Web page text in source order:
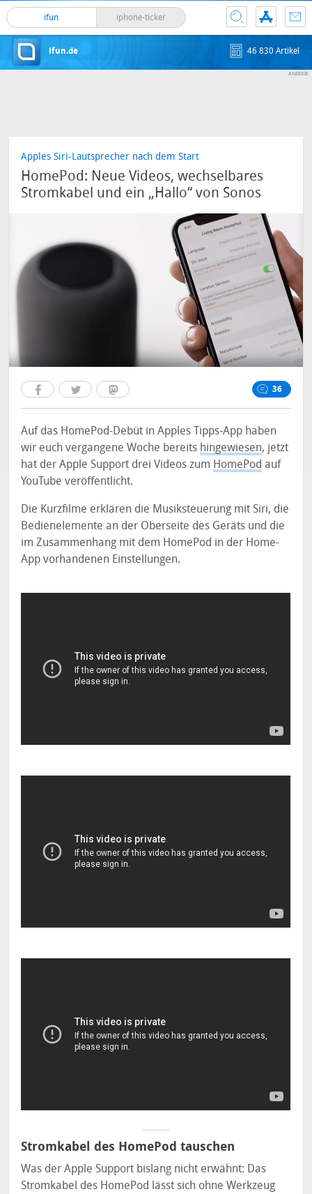
ifun iphone-ticker
ifun.de 46 830 Artikel
Apples Siri-Lautsprecher nach dem Start
HomePod: Neue Videos, wechselbares
Stromkabel und ein „Hallo“ von Sonos
36
Auf das HomePod-Debüt in Apples Tipps-App haben
wir euch vergangene Woche bereits hingewiesen, jetzt
hat der Apple Support drei Videos zum HomePod auf
YouTube veröffentlicht.
Die Kurzfilme erklären die Musiksteuerung mit Siri, die
Bedienelemente an der Oberseite des Geräts und die
im Zusammenhang mit dem HomePod in der Home-
App vorhandenen Einstellungen.
Stromkabel des HomePod tauschen
Was der Apple Support bislang nicht erwähnt: Das
Stromkabel des HomePod lässt sich ohne Werkzeug